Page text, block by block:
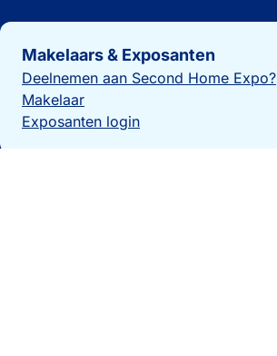
Belangrijke links
Makelaars & Exposanten
Deelnemen aan Second Home Expo?
Makelaar
Exposanten login